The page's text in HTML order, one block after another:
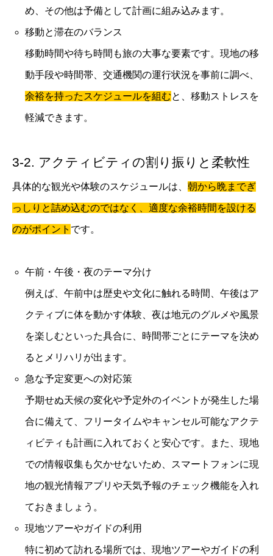
め、その他は予備として計画に組み込みます。
移動と滞在のバランス
移動時間や待ち時間も旅の大事な要素です。現地の移
動手段や時間帯、交通機関の運行状況を事前に調べ、
余裕を持ったスケジュールを組むと、移動ストレスを
軽減できます。
3-2. アクティビティの割り振りと柔軟性
具体的な観光や体験のスケジュールは、 朝から晩までぎ
っしりと詰め込むのではなく、適度な余裕時間を設ける
のがポイント です。
午前・午後・夜のテーマ分け
例えば、午前中は歴史や文化に触れる時間、午後はア
クティブに体を動かす体験、夜は地元のグルメや風景
を楽しむといった具合に、時間帯ごとにテーマを決め
るとメリハリが出ます。
急な予定変更への対応策
予期せぬ天候の変化や予定外のイベントが発生した場
合に備えて、フリータイムやキャンセル可能なアクテ
ィビティも計画に入れておくと安心です。また、現地
での情報収集も欠かせないため、スマートフォンに現
地の観光情報アプリや天気予報のチェック機能を入れ
ておきましょう。
現地ツアーやガイドの利用
特に初めて訪れる場所では、現地ツアーやガイドの利